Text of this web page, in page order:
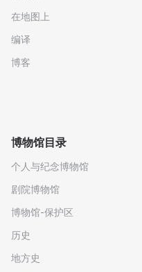
在地图上
编译
博客
博物馆目录
个人与纪念博物馆
剧院博物馆
博物馆-保护区
历史
地方史